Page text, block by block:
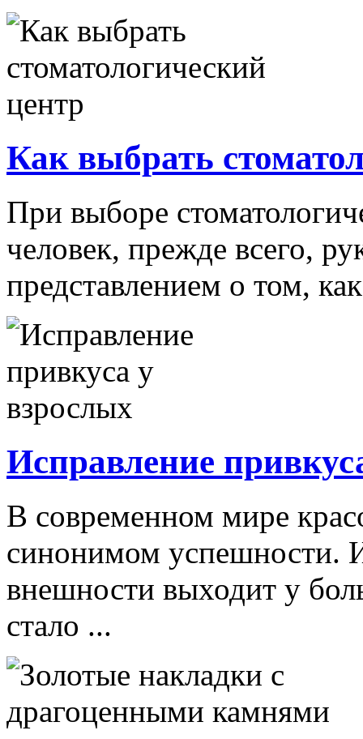
Как выбрать
При выборе
человек, прежде всего,
представлением о том,
Исправление
В современном мире
синонимом успешности.
внешности выходит у
стало ...